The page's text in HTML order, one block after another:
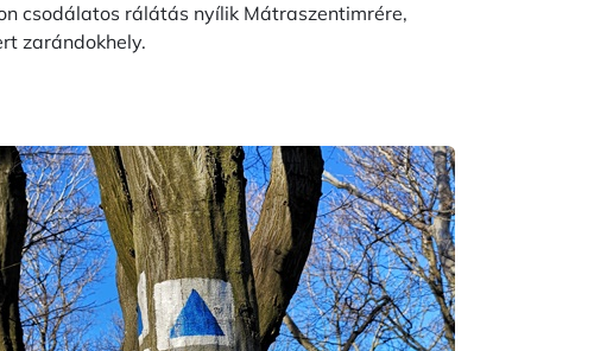
csodálatos rálátás nyílik Mátraszentimrére,
zarándokhely.